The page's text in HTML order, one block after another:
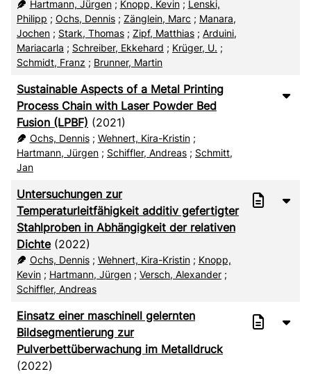
Hartmann, Jürgen; Knopp, Kevin; Lenski,
Philipp ; Ochs, Dennis ; Zänglein, Marc ; Manara,
Jochen ; Stark, Thomas ; Zipf, Matthias ; Arduini,
Mariacarla ; Schreiber, Ekkehard ; Krüger, U. ;
Schmidt, Franz ; Brunner, Martin
Sustainable Aspects of a Metal Printing
Process Chain with Laser Powder Bed
Fusion (LPBF) (2021)
Ochs, Dennis; Wehnert, Kira-Kristin;
Hartmann, Jürgen ; Schiffler, Andreas ; Schmitt,
Jan
Untersuchungen zur
Temperaturleitfähigkeit additiv gefertigter
Stahlproben in Abhängigkeit der relativen
Dichte(2022)
Ochs, Dennis; Wehnert, Kira-Kristin; Knopp,
Kevin ; Hartmann, Jürgen ; Versch, Alexander ;
Schiffler, Andreas
Einsatz einer maschinell gelernten
Bildsegmentierung zur
Pulverbettüberwachung im Metalldruck
(2022)